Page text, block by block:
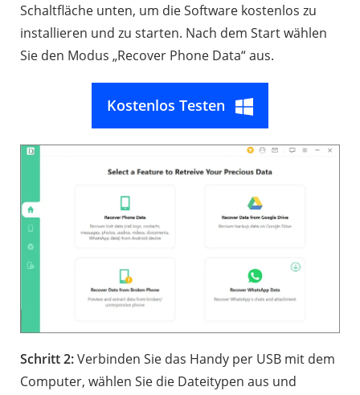
Schaltfläche unten, um die Software kostenlos zu
installieren und zu starten. Nach dem Start wählen
Sie den Modus „Recover Phone Data“ aus.
Kostenlos Testen
Schritt 2:Verbinden Sie das Handy per USB mit dem
Computer, wählen Sie die Dateitypen aus und